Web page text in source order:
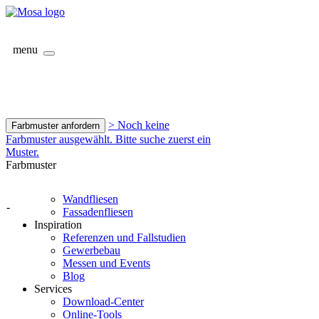
menu
Farbmuster anfordern
> Noch keine
Farbmuster ausgewählt. Bitte suche zuerst ein
Muster.
Farbmuster
-
Wandfliesen
Fassadenfliesen
Inspiration
Referenzen und Fallstudien
Gewerbebau
Messen und Events
Blog
Services
Download-Center
Online-Tools